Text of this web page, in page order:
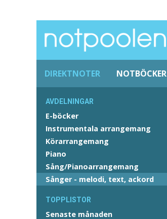
DIREKTNOTER NOTBÖCKER
AVDELNINGAR
E-böcker
Instrumentala arrangemang
Körarrangemang
Piano
Sång/Pianoarrangemang
Sånger - melodi, text, ackord
TOPPLISTOR
Senaste månaden